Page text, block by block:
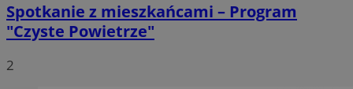
Spotkanie z mieszkańcami – Program
"Czyste Powietrze"
2